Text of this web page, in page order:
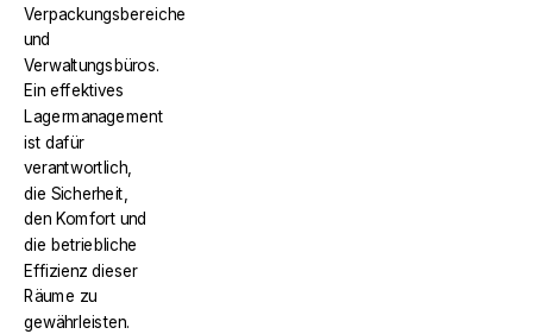
Verpackungsbereiche
und
Verwaltungsbüros.
Ein effektives
Lagermanagement
ist dafür
verantwortlich,
die Sicherheit,
den Komfort und
die betriebliche
Effizienz dieser
Räume zu
gewährleisten.